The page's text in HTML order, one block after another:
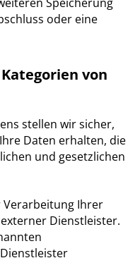
oder eine
von
stellen wir sicher,
Daten erhalten, die
und gesetzlichen
Verarbeitung Ihrer
Dienstleister.